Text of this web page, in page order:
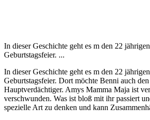
In dieser Geschichte geht es m den 22
Geburtstagsfeier. ...
In dieser Geschichte geht es m den 22
Geburtstagsfeier. Dort möchte Benni auch
Hauptverdächtiger. Amys Mamma Maja ist
verschwunden. Was ist bloß mit ihr passiert
spezielle Art zu denken und kann